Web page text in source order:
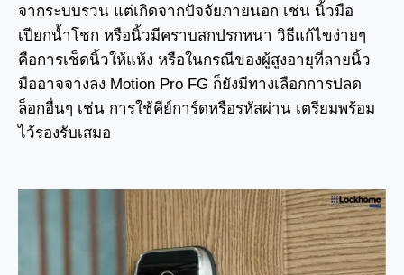
จากระบบรวน แต่เกิดจากปัจจัยภายนอก เช่น นิ้วมือ
เปียกน้ำโชก หรือนิ้วมีคราบสกปรกหนา วิธีแก้ไขง่ายๆ
คือการเช็ดนิ้วให้แห้ง หรือในกรณีของผู้สูงอายุที่ลายนิ้ว
มืออาจจางลง Motion Pro FG ก็ยังมีทางเลือกการปลด
ล็อกอื่นๆ เช่น การใช้คีย์การ์ดหรือรหัสผ่าน เตรียมพร้อม
ไว้รองรับเสมอ